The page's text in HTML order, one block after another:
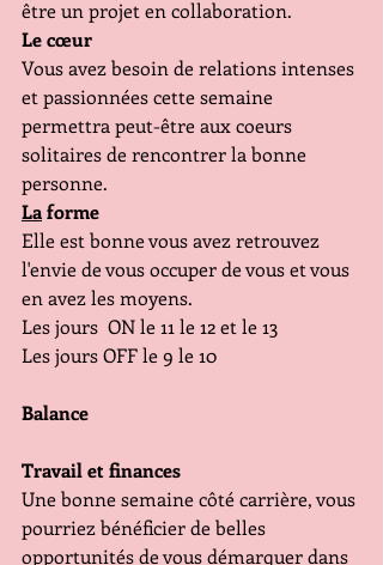
être un projet en collaboration.
Le cœur
Vous avez besoin de relations intenses
et passionnées cette semaine
permettra peut-être aux coeurs
solitaires de rencontrer la bonne
personne.
La forme
Elle est bonne vous avez retrouvez
l'envie de vous occuper de vous et vous
en avez les moyens.
Les jours  ON le 11 le 12 et le 13
Les jours OFF le 9 le 10
Balance
Travail et finances
Une bonne semaine côté carrière, vous
pourriez bénéficier de belles
opportunités de vous démarquer dans